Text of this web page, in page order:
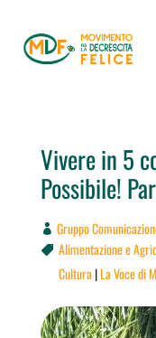
Vivere in 5
Possibile!
Gruppo
 Alimentazione e
Cultura |La Voce di